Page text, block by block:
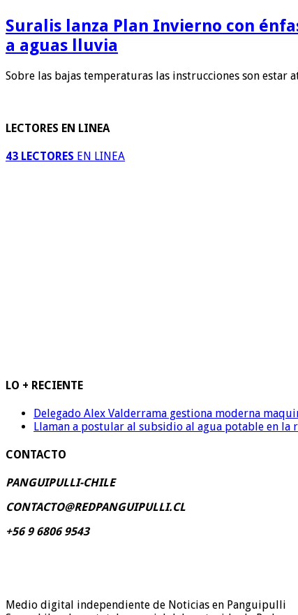
Suralis lanza Plan Invierno con
a aguas lluvia
Sobre las bajas temperaturas las instrucciones son
LECTORES EN LINEA
43 LECTORES EN LINEA
LO + RECIENTE
Delegado Alex Valderrama gestiona moderna
Llaman a postular al subsidio al agua potable en la
CONTACTO
PANGUIPULLI-CHILE
CONTACTO@REDPANGUIPULLI.CL
+56 9 6806 9543
Medio digital independiente de Noticias en Panguipulli